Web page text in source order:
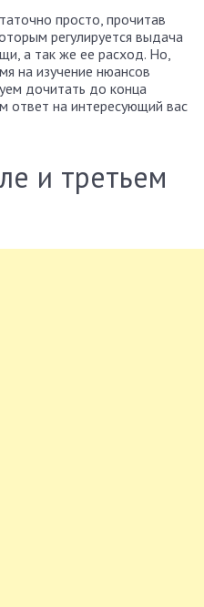
просто, прочитав
регулируется выдача
а так же ее расход. Но,
на изучение нюансов
дочитать до конца
ответ на интересующий вас
и третьем